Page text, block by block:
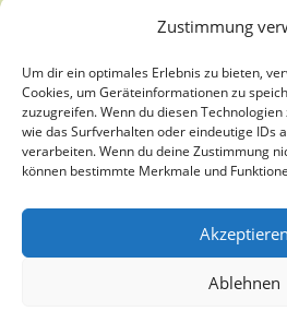
Zustimmung
Um dir ein optimales Erlebnis zu bieten,
Cookies, um Geräteinformationen zu
zuzugreifen. Wenn du diesen
wie das Surfverhalten oder eindeutige IDs
verarbeiten. Wenn du deine Zustimmung
können bestimmte Merkmale und
Akzeptieren
Ablehnen